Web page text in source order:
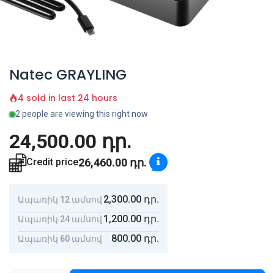
Natec GRAYLING
4 sold in last 24 hours
2 people are viewing this right now
24,500.00 դր.
Credit price26,460.00 դր.
Ապառիկ 12 ամսով 2,300.00 դր.
Ապառիկ 24 ամսով 1,200.00 դր.
Ապառիկ 60 ամսով 800.00 դր.